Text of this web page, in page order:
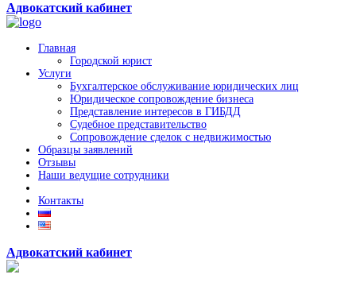
Адвокатский кабинет
Главная
Городской юрист
Услуги
Бухгалтерское обслуживание юридических лиц
Юридическое сопровождение бизнеса
Представление интересов в ГИБДД
Судебное представительство
Сопровождение сделок с недвижимостью
Образцы заявлений
Отзывы
Наши ведущие сотрудники
Контакты
Адвокатский кабинет